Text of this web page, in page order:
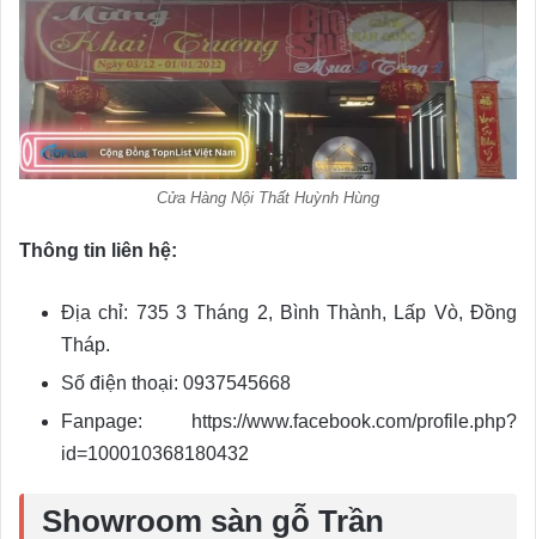
Cửa Hàng Nội Thất Huỳnh Hùng
Thông tin liên hệ:
Địa chỉ: 735 3 Tháng 2, Bình Thành, Lấp Vò, Đồng
Tháp.
Số điện thoại: 0937545668
Fanpage: https://www.facebook.com/profile.php?
id=100010368180432
Showroom sàn gỗ Trần